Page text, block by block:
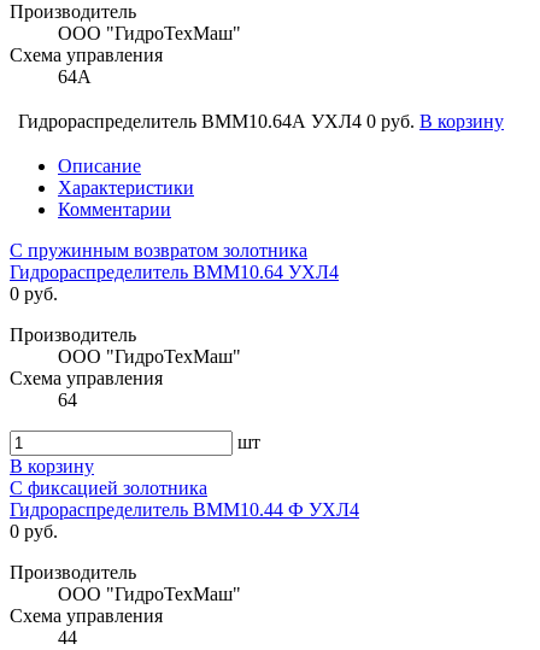
Производитель
ООО "ГидроТехМаш"
Схема управления
64А
Гидрораспределитель ВММ10.64А УХЛ4 0 руб. В корзину
Описание
Характеристики
Комментарии
С пружинным возвратом золотника
Гидрораспределитель ВММ10.64 УХЛ4
0 руб.
Производитель
ООО "ГидроТехМаш"
Схема управления
64
шт
В корзину
С фиксацией золотника
Гидрораспределитель ВММ10.44 Ф УХЛ4
0 руб.
Производитель
ООО "ГидроТехМаш"
Схема управления
44